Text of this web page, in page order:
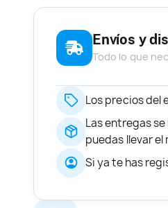
Envíos y
Todo lo que
Los precios del
Las entregas
puedas llevar
Si ya te has